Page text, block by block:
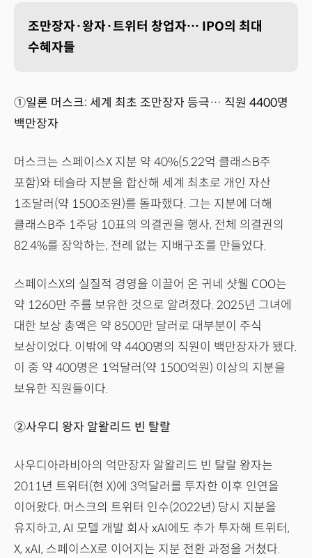
조만장자·왕자·트위터 창업자… IPO의 최대
수혜자들
①일론 머스크: 세계 최초 조만장자 등극… 직원 4400명
백만장자
머스크는 스페이스X 지분 약 40%(5.22억 클래스B주
포함)와 테슬라 지분을 합산해 세계 최초로 개인 자산
1조달러(약 1500조원)를 돌파했다. 그는 지분에 더해
클래스B주 1주당 10표의 의결권을 행사, 전체 의결권의
82.4%를 장악하는, 전례 없는 지배구조를 만들었다.
스페이스X의 실질적 경영을 이끌어 온 귀네 샷웰 COO는
약 1260만 주를 보유한 것으로 알려졌다. 2025년 그녀에
대한 보상 총액은 약 8500만 달러로 대부분이 주식
보상이었다. 이밖에 약 4400명의 직원이 백만장자가 됐다.
이 중 약 400명은 1억달러(약 1500억원) 이상의 지분을
보유한 직원들이다.
②사우디 왕자 알왈리드 빈 탈랄
사우디아라비아의 억만장자 알왈리드 빈 탈랄 왕자는
2011년 트위터(현 X)에 3억달러를 투자한 이후 인연을
이어왔다. 머스크의 트위터 인수(2022년) 당시 지분을
유지하고, AI 모델 개발 회사 xAI에도 추가 투자해 트위터,
X, xAI, 스페이스X로 이어지는 지분 전환 과정을 거쳤다.